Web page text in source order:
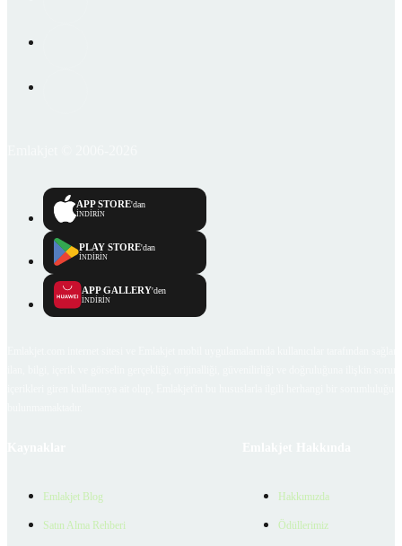
APP STORE'dan
İNDİRİN
PLAY STORE'dan
İNDİRİN
APP GALLERY'den
İNDİRİN
Emlakjet Blog
Satın Alma Rehberi
Hakkımızda
Ödüllerimiz